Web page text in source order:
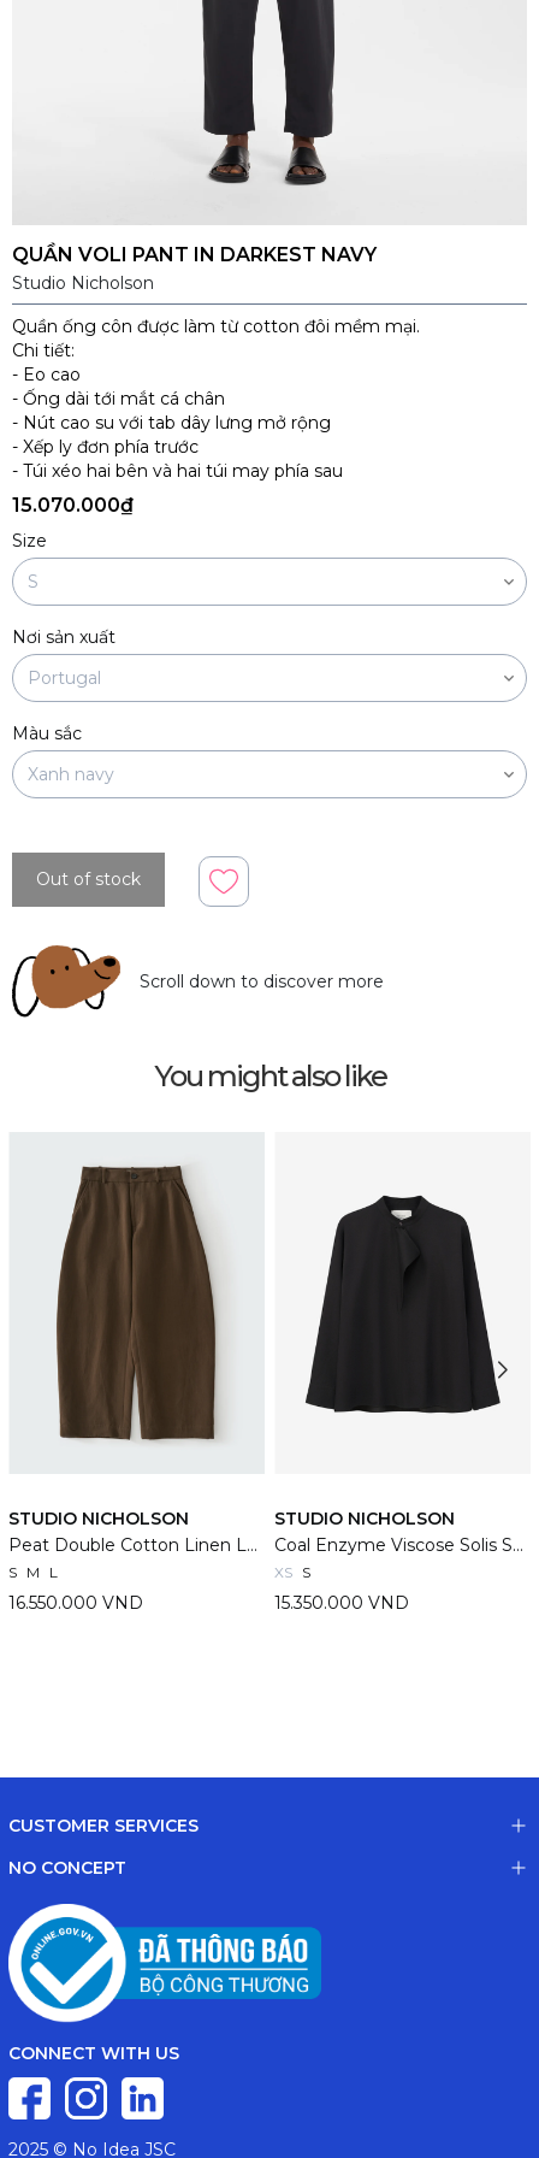
QUẦN VOLI PANT IN DARKEST NAVY
Studio Nicholson
Quần ống côn được làm từ cotton đôi mềm mại.
Chi tiết:
- Eo cao
- Ống dài tới mắt cá chân
- Nút cao su với tab dây lưng mở rộng
- Xếp ly đơn phía trước
- Túi xéo hai bên và hai túi may phía sau
15.070.000₫
Size
Nơi sản xuất
Màu sắc
Out of stock
Scroll down to discover more
You might also like
STUDIO NICHOLSON
Peat Double Cotton Linen Levy Pants
S M L
16.550.000 VND
STUDIO NICHOLSON
Coal Enzyme Viscose Solis Shirt
XS S
15.350.000 VND
CUSTOMER SERVICES
NO CONCEPT
CONNECT WITH US
2025 © No Idea JSC